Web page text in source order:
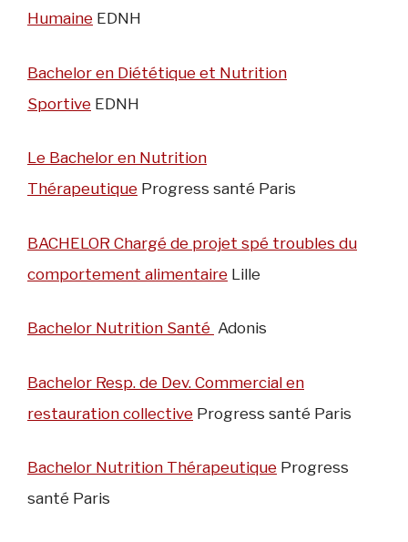
Humaine EDNH
Bachelor en Diététique et Nutrition
Sportive EDNH
Le Bachelor en Nutrition
Thérapeutique Progress santé Paris
BACHELOR Chargé de projet spé troubles du
comportement alimentaire Lille
Bachelor Nutrition Santé Adonis
Bachelor Resp. de Dev. Commercial en
restauration collective Progress santé Paris
Bachelor Nutrition Thérapeutique Progress
santé Paris